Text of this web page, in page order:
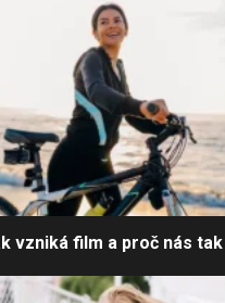
vzniká film a proč nás